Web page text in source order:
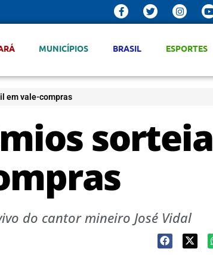
MUNICÍPIOS BRASIL ESPORTES
em vale-compras
sorteia
do cantor mineiro José Vidal